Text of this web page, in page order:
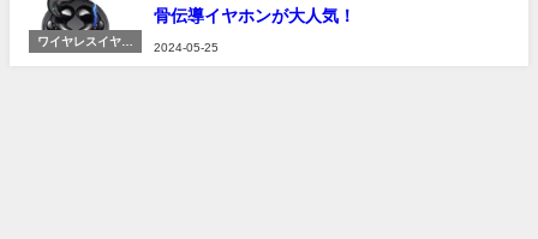
ワイヤレスイヤホ
骨伝導イヤホンが大人気！
2024-05-25